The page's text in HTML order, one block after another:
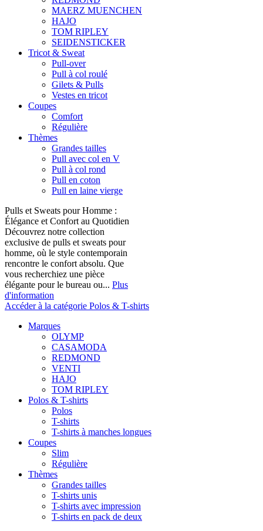
MAERZ MUENCHEN
HAJO
TOM RIPLEY
SEIDENSTICKER
Tricot & Sweat
Pull-over
Pull à col roulé
Gilets & Pulls
Vestes en tricot
Coupes
Comfort
Régulière
Thèmes
Grandes tailles
Pull avec col en V
Pull à col rond
Pull en coton
Pull en laine vierge
Pulls et Sweats pour Homme :
Élégance et Confort au Quotidien
Découvrez notre collection
exclusive de pulls et sweats pour
homme, où le style contemporain
rencontre le confort absolu. Que
vous recherchiez une pièce
élégante pour le bureau ou... Plus
d'information
Accéder à la catégorie Polos & T-shirts
Marques
OLYMP
CASAMODA
REDMOND
VENTI
HAJO
TOM RIPLEY
Polos & T-shirts
Polos
T-shirts
T-shirts à manches longues
Coupes
Slim
Régulière
Thèmes
Grandes tailles
T-shirts unis
T-shirts avec impression
T-shirts en pack de deux